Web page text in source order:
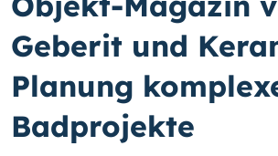
Geberit und
Planung
Badprojekte